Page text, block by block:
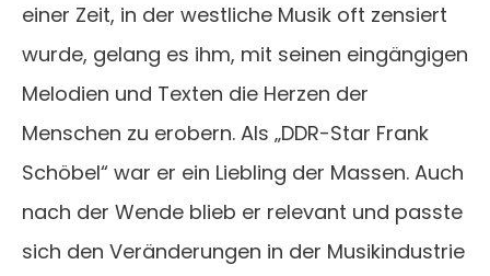
einer Zeit, in der westliche Musik oft zensiert
wurde, gelang es ihm, mit seinen eingängigen
Melodien und Texten die Herzen der
Menschen zu erobern. Als „DDR-Star Frank
Schöbel“ war er ein Liebling der Massen. Auch
nach der Wende blieb er relevant und passte
sich den Veränderungen in der Musikindustrie